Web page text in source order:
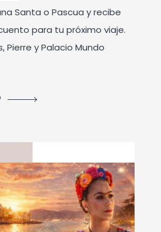
Santa o Pascua y recibe
para tu próximo viaje.
Pierre y Palacio Mundo